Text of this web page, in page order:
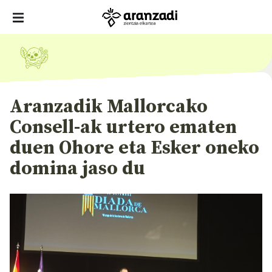
Aranzadik Mallorcako
Consell-ak urtero ematen
duen Ohore eta Esker oneko
domina jaso du